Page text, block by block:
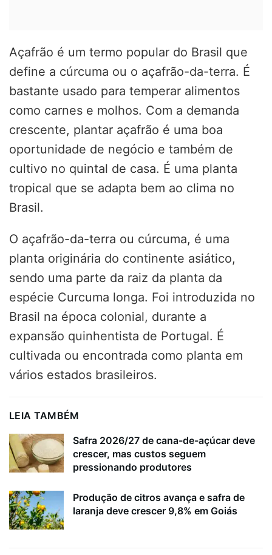
Açafrão é um termo popular do Brasil que
define a cúrcuma ou o açafrão-da-terra. É
bastante usado para temperar alimentos
como carnes e molhos. Com a demanda
crescente, plantar açafrão é uma boa
oportunidade de negócio e também de
cultivo no quintal de casa. É uma planta
tropical que se adapta bem ao clima no
Brasil.
O açafrão-da-terra ou cúrcuma, é uma
planta originária do continente asiático,
sendo uma parte da raiz da planta da
espécie Curcuma longa. Foi introduzida no
Brasil na época colonial, durante a
expansão quinhentista de Portugal. É
cultivada ou encontrada como planta em
vários estados brasileiros.
LEIA TAMBÉM
Safra 2026/27 de cana-de-açúcar deve
crescer, mas custos seguem
pressionando produtores
Produção de citros avança e safra de
laranja deve crescer 9,8% em Goiás